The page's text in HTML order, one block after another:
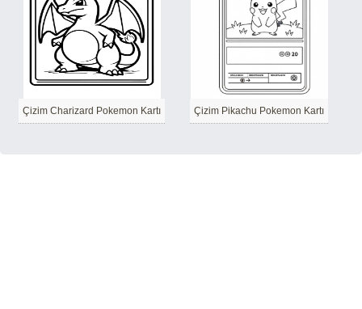
Çizim Charizard Pokemon Kartı Çizim Pikachu Pokemon Kartı